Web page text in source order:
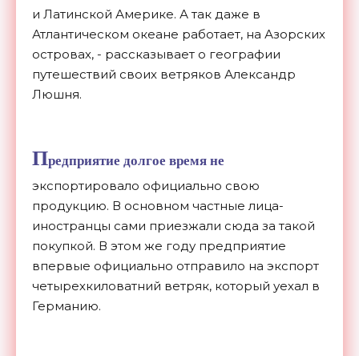
и Латинской Америке. А так даже в
Атлантическом океане работает, на Азорских
островах, - рассказывает о географии
путешествий своих ветряков Александр
Люшня.
Предприятие долгое время не
экспортировало официально свою
продукцию. В основном частные лица-
иностранцы сами приезжали сюда за такой
покупкой. В этом же году предприятие
впервые официально отправило на экспорт
четырехкиловатний ветряк, который уехал в
Германию.